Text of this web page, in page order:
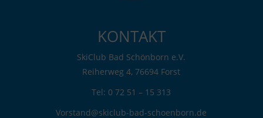
KONTAKT
SkiClub Bad Schönborn e.V.
Reiherweg 4, 76694 Forst
Tel: 0 72 51 – 15 313
Vorstand@skiclub-bad-schoenborn.de